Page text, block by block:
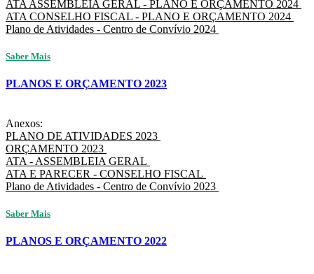
ATA ASSEMBLEIA GERAL - PLANO E ORÇAMENTO 2024
ATA CONSELHO FISCAL - PLANO E ORÇAMENTO 2024
Plano de Atividades - Centro de Convívio 2024
Saber Mais
PLANOS E ORÇAMENTO 2023
Anexos:
PLANO DE ATIVIDADES 2023
ORÇAMENTO 2023
ATA - ASSEMBLEIA GERAL
ATA E PARECER - CONSELHO FISCAL
Plano de Atividades - Centro de Convívio 2023
Saber Mais
PLANOS E ORÇAMENTO 2022